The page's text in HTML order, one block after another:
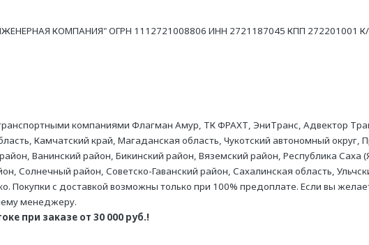
КОМПАНИЯ" ОГРН 1112721008806 ИНН 2721187045 КПП 272201001 К/
компаниями Флагман Амур, ТК ФРАХТ, ЭниТранс, Адвектор
Камчатский край, Магаданская область, Чукотский автономный округ,
Ванинский район, Бикинский район, Вяземский район, Республика Саха
Солнечный район, Советско-Гаванский район, Сахалинская область,
с доставкой возможны только при 100% предоплате. Если вы
менеджеру.
при заказе от 30 000 руб.!